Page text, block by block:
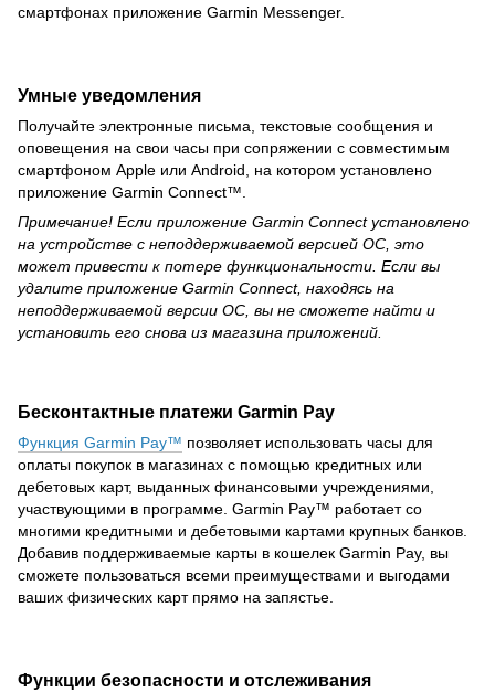
смартфонах приложение Garmin Messenger.
Умные уведомления
Получайте электронные письма, текстовые сообщения и
оповещения на свои часы при сопряжении с совместимым
смартфоном Apple или Android, на котором установлено
приложение Garmin Connect™.
Примечание! Если приложение Garmin Connect установлено
на устройстве с неподдерживаемой версией ОС, это
может привести к потере функциональности. Если вы
удалите приложение Garmin Connect, находясь на
неподдерживаемой версии ОС, вы не сможете найти и
установить его снова из магазина приложений.
Бесконтактные платежи Garmin Pay
Функция Garmin Pay™ позволяет использовать часы для
оплаты покупок в магазинах с помощью кредитных или
дебетовых карт, выданных финансовыми учреждениями,
участвующими в программе. Garmin Pay™ работает со
многими кредитными и дебетовыми картами крупных банков.
Добавив поддерживаемые карты в кошелек Garmin Pay, вы
сможете пользоваться всеми преимуществами и выгодами
ваших физических карт прямо на запястье.
Функции безопасности и отслеживания